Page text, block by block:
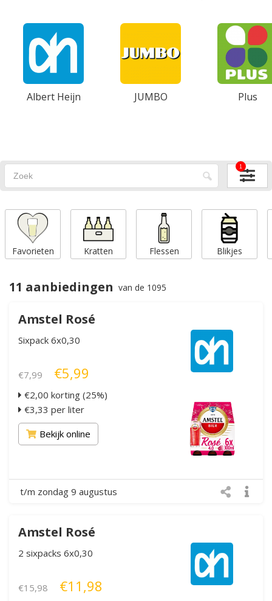
Albert Heijn JUMBO Plus
1
Favorieten Kratten Flessen Blikjes
11 aanbiedingen van de 1095
Amstel Rosé
Sixpack 6x0,30
€7,99 €5,99
€2,00 korting (25%)
€3,33 per liter
Bekijk online
t/m zondag 9 augustus
Amstel Rosé
2 sixpacks 6x0,30
€15,98 €11,98